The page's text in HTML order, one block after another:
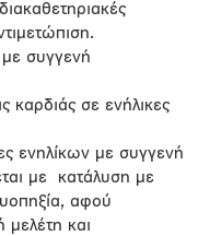
συγγενή
καρδιάς σε ενήλικες
ενηλίκων με συγγενή
με κατάλυση με
αφού
μελέτη και